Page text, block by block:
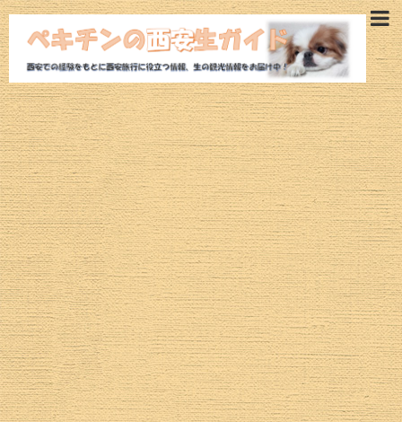
西安旅行ガイド
西安観光モデルコース
西安ホテル
西安観光スポット
魅惑の西安グルメ
航空券
西安ツアー
治安情報
西安の気候・空気